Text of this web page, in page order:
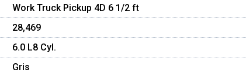
Work Truck Pickup 4D 6 1/2 ft
28,469
6.0 L8 Cyl.
Gris